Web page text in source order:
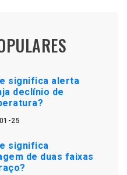
significa alerta
declínio de
25
significa
de duas faixas